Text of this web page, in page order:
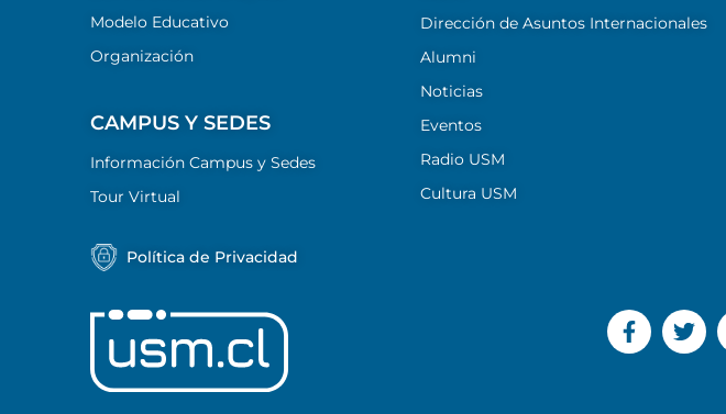
Modelo Educativo
Organización
CAMPUS Y SEDES
Información Campus y Sedes
Tour Virtual
Política de Privacidad
Dirección de Asuntos Internacionales
Alumni
Noticias
Eventos
Radio USM
Cultura USM